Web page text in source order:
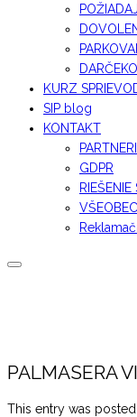
KURZ
SIP blog
KONTAKT
PARTNERI
GDPR
PALMASERA
This entry was